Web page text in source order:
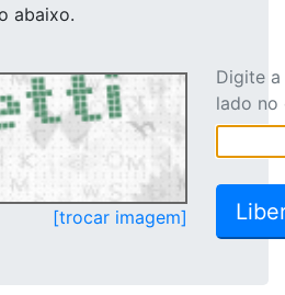
abaixo.
[trocar imagem]
Digite
lado no